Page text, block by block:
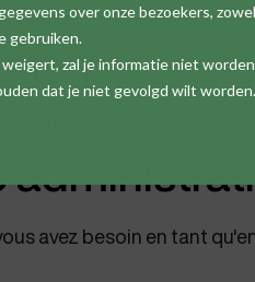
over onze bezoekers,
gebruiken.
zal je informatie niet
dat je niet gevolgd wilt worden.
avez besoin en tant